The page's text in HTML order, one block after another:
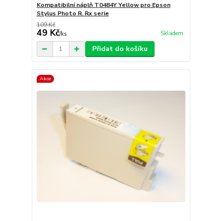
Kompatibilní náplň T0484Y Yellow pro Epson
Stylus Photo R. Rx serie
109 Kč
49 Kč/ks Skladem
Přidat do košíku
Akce